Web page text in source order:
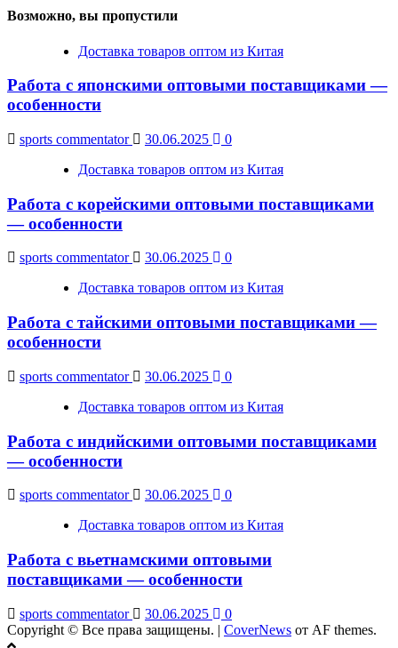
Возможно, вы пропустили
Доставка товаров оптом из Китая
Работа с японскими оптовыми поставщиками —
особенности
sports commentator 30.06.2025
0
Доставка товаров оптом из Китая
Работа с корейскими оптовыми поставщиками
— особенности
sports commentator 30.06.2025
0
Доставка товаров оптом из Китая
Работа с тайскими оптовыми поставщиками —
особенности
sports commentator 30.06.2025
0
Доставка товаров оптом из Китая
Работа с индийскими оптовыми поставщиками
— особенности
sports commentator 30.06.2025
0
Доставка товаров оптом из Китая
Работа с вьетнамскими оптовыми
поставщиками — особенности
sports commentator 30.06.2025
0
Copyright © Все права защищены. | CoverNews от AF themes.